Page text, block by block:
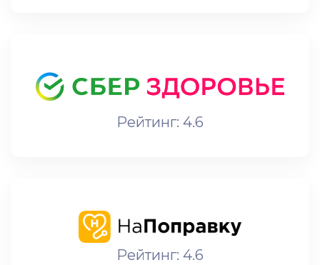
Рейтинг: 4.6
Рейтинг: 4.6